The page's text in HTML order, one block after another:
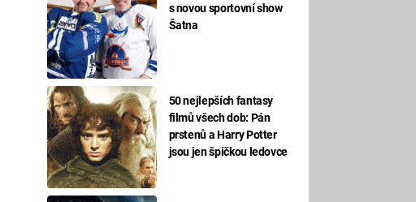
s novou sportovní show
Šatna
50 nejlepších fantasy
filmů všech dob: Pán
prstenů a Harry Potter
jsou jen špičkou ledovce